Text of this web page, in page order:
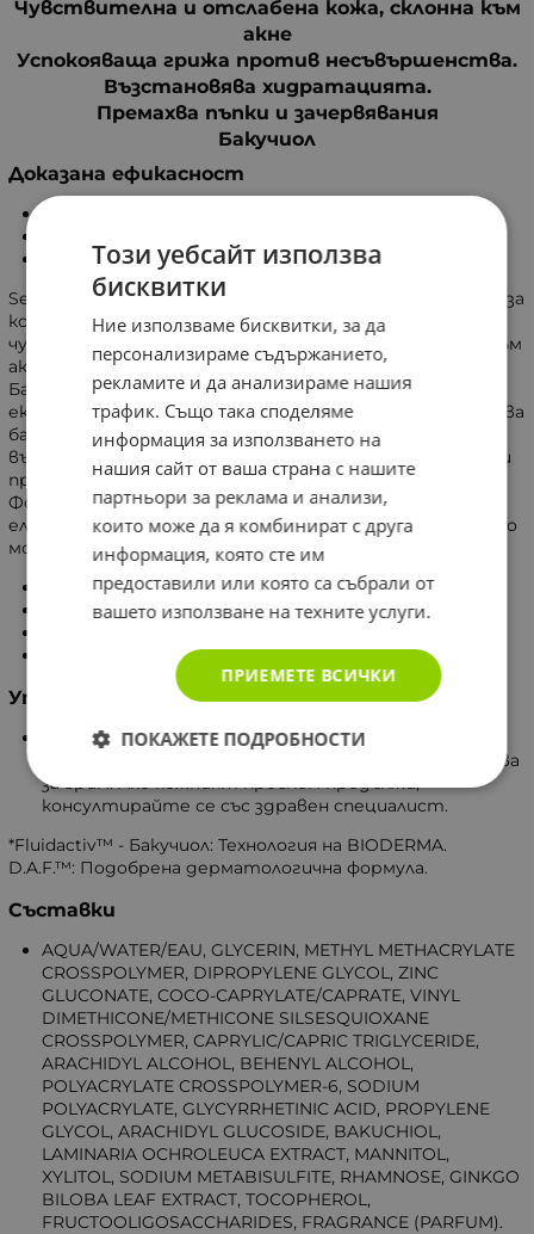
Чувствителна и отслабена кожа, склонна към
акне
Успокояваща грижа против несъвършенства.
Възстановява хидратацията.
Премахва пъпки и зачервявания
Бакучиол
Доказана ефикасност
Хидратира за 12 часа.
Sebium Sensitive е успокояваща и хидратираща грижа за
кожа, която действа върху причините за поява на
чувствителност и несъвършенства на склонната към
акне кожа. Технологията Seborestore (Fluidactiv™ +
Бакучиол)*, вдъхновена от нашия уникален
екобиологичен подход NAOS ECOBIOLOGY, възстановява
баланса в състава на себума, като дълготрайно
възвръща естествените му хидратиращи функции и
предотвратява появата на нови несъвършенства.
Формулата, обогатена с комплекса Inflastop™,
елиминира зачервяването и възпалените пъпки, които
могат да причинят белези.
Лека и матираща текстура.
Бързо абсорбиране.
Тестван под дерматологичен контрол.
Употреба
Нанасяйте веднъж или два пъти дневно върху
почистена кожа. Може да се използва и като основа
за грим. Ако кожният проблем продължи,
консултирайте се със здравен специалист.
*Fluidactiv™ - Бакучиол: Технология на BIODERMA.
D.A.F.™: Подобрена дерматологична формула.
Съставки
AQUA/WATER/EAU, GLYCERIN, METHYL METHACRYLATE
CROSSPOLYMER, DIPROPYLENE GLYCOL, ZINC
GLUCONATE, COCO-CAPRYLATE/CAPRATE, VINYL
DIMETHICONE/METHICONE SILSESQUIOXANE
CROSSPOLYMER, CAPRYLIC/CAPRIC TRIGLYCERIDE,
ARACHIDYL ALCOHOL, BEHENYL ALCOHOL,
POLYACRYLATE CROSSPOLYMER-6, SODIUM
POLYACRYLATE, GLYCYRRHETINIC ACID, PROPYLENE
GLYCOL, ARACHIDYL GLUCOSIDE, BAKUCHIOL,
LAMINARIA OCHROLEUCA EXTRACT, MANNITOL,
XYLITOL, SODIUM METABISULFITE, RHAMNOSE, GINKGO
BILOBA LEAF EXTRACT, TOCOPHEROL,
FRUCTOOLIGOSACCHARIDES, FRAGRANCE (PARFUM).
Този уебсайт използва
бисквитки
Ние използваме бисквитки, за да
персонализираме съдържанието,
рекламите и да анализираме нашия
трафик. Също така споделяме
информация за използването на
нашия сайт от ваша страна с нашите
партньори за реклама и анализи,
които може да я комбинират с друга
информация, която сте им
предоставили или която са събрали от
вашето използване на техните услуги.
ПРИЕМЕТЕ ВСИЧКИ
ПОКАЖЕТЕ ПОДРОБНОСТИ